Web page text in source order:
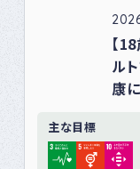
【
ル
康
主な目標